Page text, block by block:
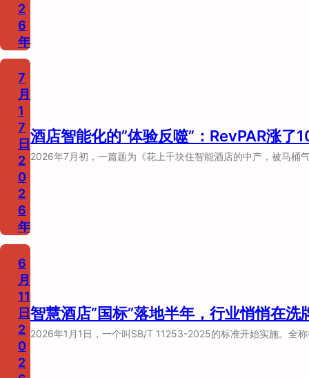
2
6
年
7
月
1
7
日
2
0
2
6
年
酒店智能化的”体验反噬”：RevPAR涨
2026年7月初，一篇题为《花上千块住智能酒店的中产，被马桶
6
月
11
日
2
0
2
智慧酒店”国标”落地半年，行业悄悄在
2026年1月1日，一个叫SB/T 11253-2025的标准开始实施。